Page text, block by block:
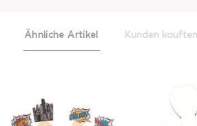
Ähnliche Artikel Kunden